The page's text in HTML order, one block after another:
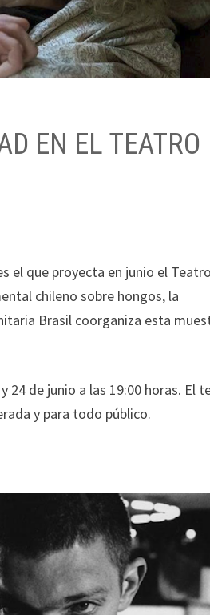
EN EL TEATRO
el que proyecta en junio el Teatro
chileno sobre hongos, la
Brasil coorganiza esta
24 de junio a las 19:00 horas. El
y para todo público.